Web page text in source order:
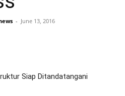
- June 13, 2016
Siap Ditandatangani